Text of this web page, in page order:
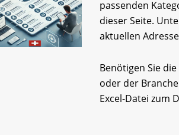
passenden
dieser Seite.
aktuellen
Benötigen Sie die
oder der
Excel-Datei zum